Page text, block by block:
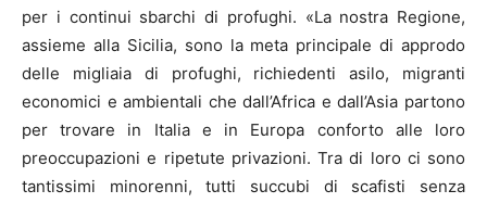
per i continui sbarchi di profughi. «La nostra Regione,
assieme alla Sicilia, sono la meta principale di approdo
delle migliaia di profughi, richiedenti asilo, migranti
economici e ambientali che dall’Africa e dall’Asia partono
per trovare in Italia e in Europa conforto alle loro
preoccupazioni e ripetute privazioni. Tra di loro ci sono
tantissimi minorenni, tutti succubi di scafisti senza